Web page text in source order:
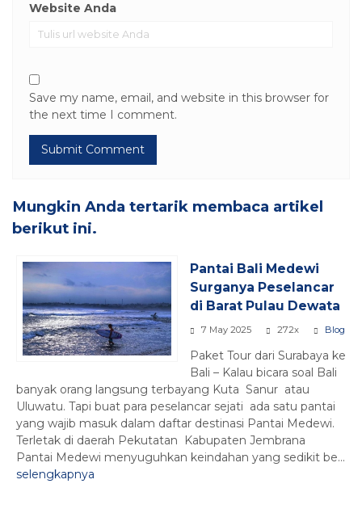
Website Anda
Save my name, email, and website in this browser for
the next time I comment.
Mungkin Anda tertarik membaca artikel
berikut ini.
Pantai Bali Medewi
Surganya Peselancar
di Barat Pulau Dewata
7 May 2025 272x Blog
Paket Tour dari Surabaya ke
Bali – Kalau bicara soal Bali
banyak orang langsung terbayang Kuta Sanur atau
Uluwatu. Tapi buat para peselancar sejati ada satu pantai
yang wajib masuk dalam daftar destinasi Pantai Medewi.
Terletak di daerah Pekutatan Kabupaten Jembrana
Pantai Medewi menyuguhkan keindahan yang sedikit be...
selengkapnya